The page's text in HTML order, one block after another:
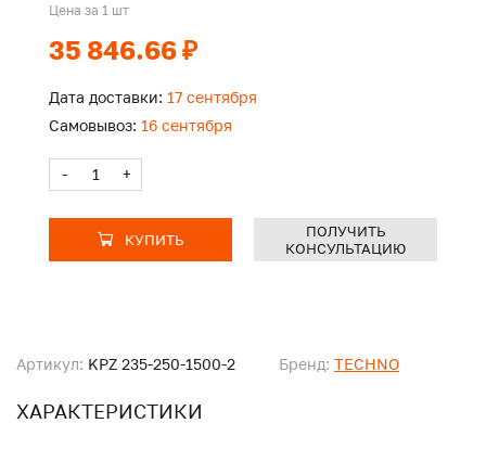
Артикул: KPZ 235-250-1500-2 Бренд: TECHNO
ХАРАКТЕРИСТИКИ
Цена за 1 шт
35 846.66 ₽
Дата доставки: 17 сентября
Самовывоз: 16 сентября
- +
КУПИТЬ
ПОЛУЧИТЬ
КОНСУЛЬТАЦИЮ